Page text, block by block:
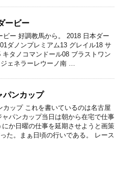
ービー
ビー 好調教馬から。 2018 日本ダー
ダノンプレミアム13 グレイル18 サ
キタノコマンドール08 ブラストワン
ェネラーレウーノ南 …
ンカップ
カップ これを書いているのは名古屋
パンカップ当日は朝から在宅で仕事
か日曜の仕事を延期させようと画策
た。まぁ日頃の行いである。 レース